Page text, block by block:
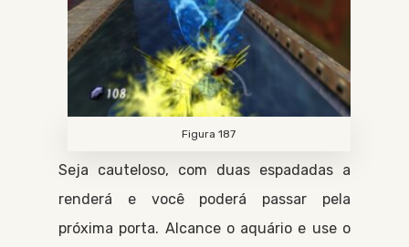
Figura 187
Seja cauteloso, com duas espadadas a
renderá e você poderá passar pela
próxima porta. Alcance o aquário e use o